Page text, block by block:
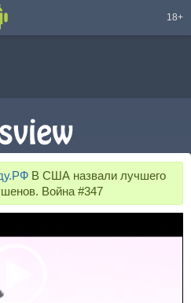
18+
В США назвали лучшего
Война #347